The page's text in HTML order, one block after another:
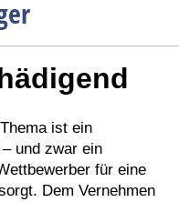
ist ein
und zwar ein
für eine
Dem Vernehmen